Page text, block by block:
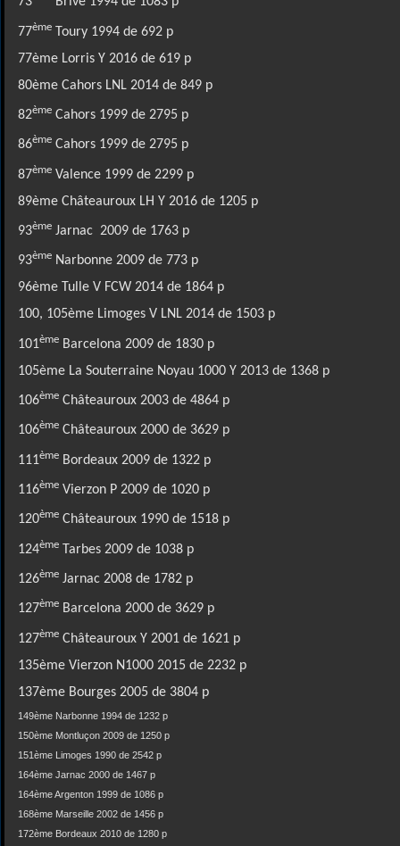
77ème
Toury 1994 de 692 p
77ème Lorris Y 2016 de 619 p
80ème Cahors LNL 2014 de 849 p
82ème Cahors 1999 de 2795 p
86ème Cahors 1999 de 2795 p
87ème Valence 1999 de 2299 p
89ème Châteauroux LH Y 2016 de 1205 p
93ème Jarnac 2009 de 1763 p
93ème Narbonne 2009 de 773 p
96ème Tulle V FCW 2014 de 1864 p
100, 105ème Limoges V LNL 2014 de 1503 p
101ème Barcelona 2009 de 1830 p
105ème La Souterraine Noyau 1000 Y 2013 de 1368 p
106ème Châteauroux 2003 de 4864 p
106ème Châteauroux 2000 de 3629 p
111ème Bordeaux 2009 de 1322 p
116ème Vierzon P 2009 de 1020 p
120ème Châteauroux 1990 de 1518 p
124ème Tarbes 2009 de 1038 p
126ème Jarnac 2008 de 1782 p
127ème Barcelona 2000 de 3629 p
127ème Châteauroux Y 2001 de 1621 p
135ème Vierzon N1000 2015 de 2232 p
137ème Bourges 2005 de 3804 p
149ème Narbonne 1994 de 1232 p
150ème Montluçon 2009 de 1250 p
151ème Limoges 1990 de 2542 p
164ème Jarnac 2000 de 1467 p
164ème Argenton 1999 de 1086 p
168ème Marseille 2002 de 1456 p
172ème Bordeaux 2010 de 1280 p